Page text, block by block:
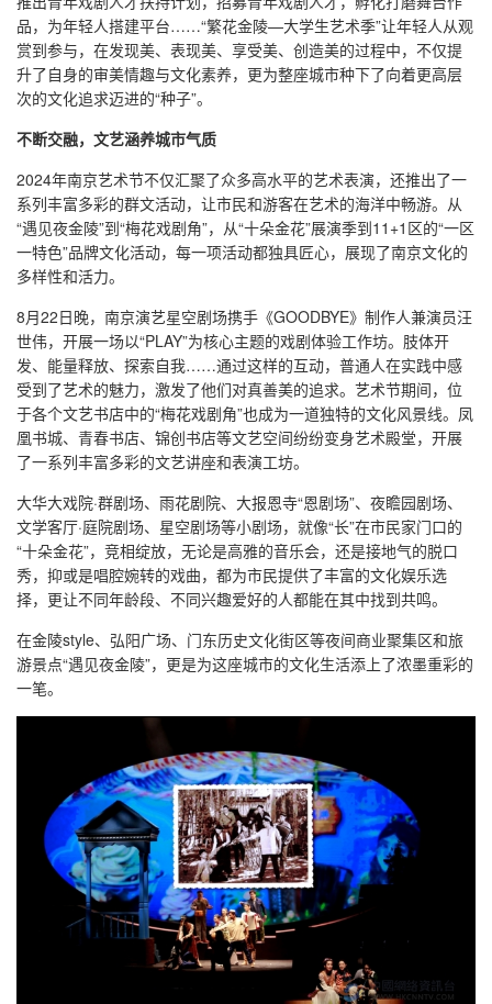
品，为年轻人搭建平台……“繁花金陵—大学生艺术季”让年轻人从观
赏到参与，在发现美、表现美、享受美、创造美的过程中，不仅提
升了自身的审美情趣与文化素养，更为整座城市种下了向着更高层
次的文化追求迈进的“种子”。
不断交融，文艺涵养城市气质
2024年南京艺术节不仅汇聚了众多高水平的艺术表演，还推出了一
系列丰富多彩的群文活动，让市民和游客在艺术的海洋中畅游。从
“遇见夜金陵”到“梅花戏剧角”，从“十朵金花”展演季到11+1区的“一区
一特色”品牌文化活动，每一项活动都独具匠心，展现了南京文化的
多样性和活力。
8月22日晚，南京演艺星空剧场携手《GOODBYE》制作人兼演员汪
世伟，开展一场以“PLAY”为核心主题的戏剧体验工作坊。肢体开
发、能量释放、探索自我……通过这样的互动，普通人在实践中感
受到了艺术的魅力，激发了他们对真善美的追求。艺术节期间，位
于各个文艺书店中的“梅花戏剧角”也成为一道独特的文化风景线。凤
凰书城、青春书店、锦创书店等文艺空间纷纷变身艺术殿堂，开展
了一系列丰富多彩的文艺讲座和表演工坊。
大华大戏院·群剧场、雨花剧院、大报恩寺“恩剧场”、夜瞻园剧场、
文学客厅·庭院剧场、星空剧场等小剧场，就像“长”在市民家门口的
“十朵金花”，竞相绽放，无论是高雅的音乐会，还是接地气的脱口
秀，抑或是唱腔婉转的戏曲，都为市民提供了丰富的文化娱乐选
择，更让不同年龄段、不同兴趣爱好的人都能在其中找到共鸣。
在金陵style、弘阳广场、门东历史文化街区等夜间商业聚集区和旅
游景点“遇见夜金陵”，更是为这座城市的文化生活添上了浓墨重彩的
一笔。